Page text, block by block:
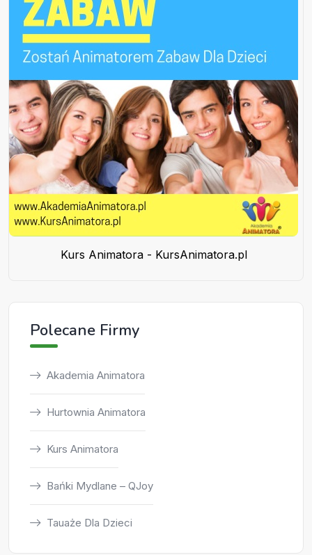
Kurs Animatora - KursAnimatora.pl
Polecane Firmy
Akademia Animatora
Hurtownia Animatora
Kurs Animatora
Bańki Mydlane – QJoy
Tauaże Dla Dzieci